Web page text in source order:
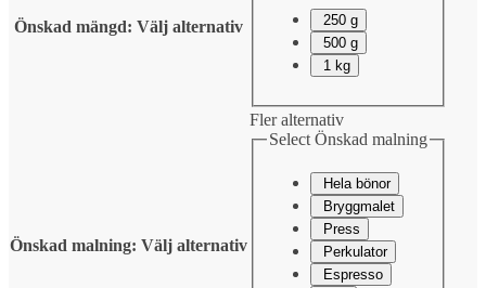
Önskad mängd: Välj alternativ
250 g
500 g
1 kg
Önskad malning: Välj alternativ
Fler alternativ
Select Önskad malning
Hela bönor
Bryggmalet
Press
Perkulator
Espresso